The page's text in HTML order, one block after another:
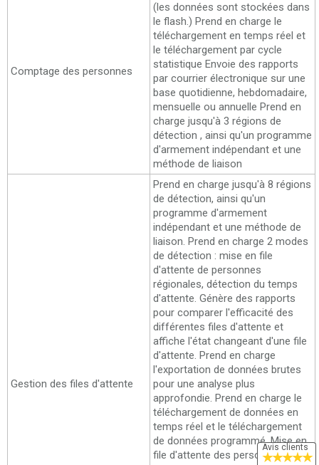
Comptage des personnes
(les données sont stockées dans
le flash.) Prend en charge le
téléchargement en temps réel et
le téléchargement par cycle
statistique Envoie des rapports
par courrier électronique sur une
base quotidienne, hebdomadaire,
mensuelle ou annuelle Prend en
charge jusqu'à 3 régions de
détection , ainsi qu'un programme
d'armement indépendant et une
méthode de liaison
Gestion des files d'attente
Prend en charge jusqu'à 8 régions
de détection, ainsi qu'un
programme d'armement
indépendant et une méthode de
liaison. Prend en charge 2 modes
de détection : mise en file
d'attente de personnes
régionales, détection du temps
d'attente. Génère des rapports
pour comparer l'efficacité des
différentes files d'attente et
affiche l'état changeant d'une file
d'attente. Prend en charge
l'exportation de données brutes
pour une analyse plus
approfondie. Prend en charge le
téléchargement de données en
temps réel et le téléchargement
de données programmé. Mise en
file d'attente des personnes
Avis clients
★★★★★